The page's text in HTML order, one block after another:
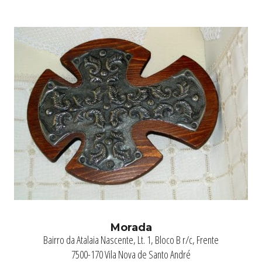
Morada
Bairro da Atalaia Nascente, Lt. 1, Bloco B r/c, Frente
7500-170 Vila Nova de Santo André